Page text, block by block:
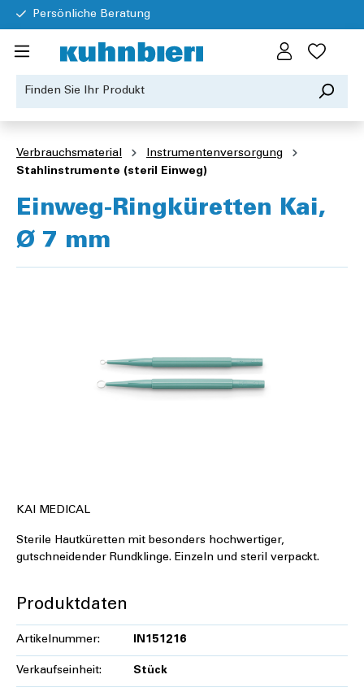
Persönliche Beratung
Verbrauchsmaterial
Instrumentenversorgung
Stahlinstrumente (steril Einweg)
Einweg-Ringküretten Kai,
Ø 7 mm
KAI MEDICAL
Sterile Hautküretten mit besonders hochwertiger,
gutschneidender Rundklinge. Einzeln und steril verpackt.
Produktdaten
Artikelnummer: IN151216
Verkaufseinheit: Stück